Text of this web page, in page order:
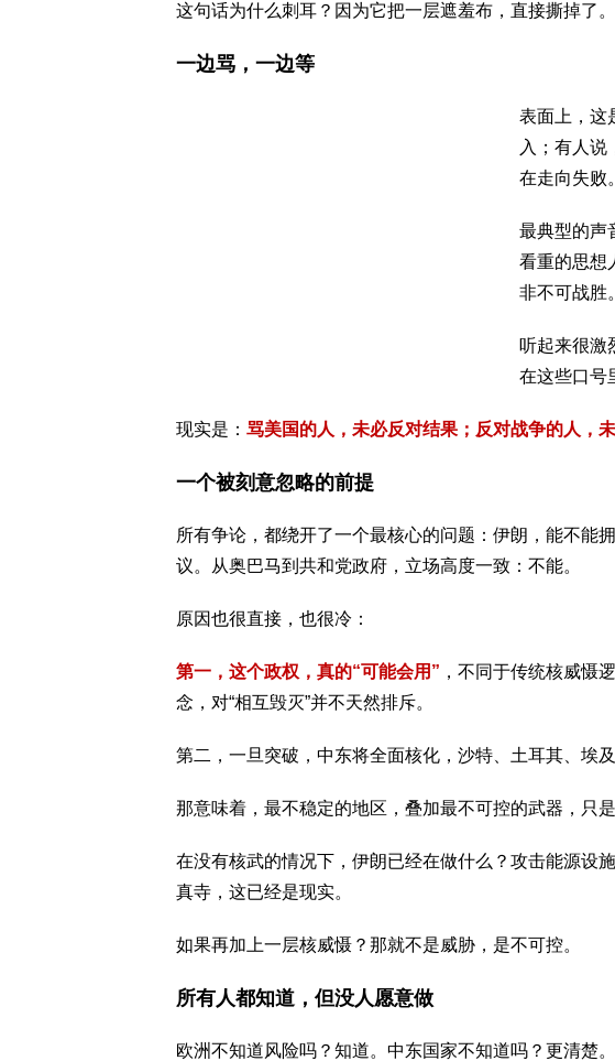
这句话为什么刺耳？因为它把一层遮羞布，直接撕掉了。
一边骂，一边等
表面上，这
入；有人说
在走向失败。
最典型的声
看重的思想
非不可战胜。
听起来很
在这些口号
现实是： 骂美国的人，未必反对结果； 反对战争的人，
一个被刻意忽略的前提
所有争论，都绕开了一个最核心的问题：伊朗，能不能
议。从奥巴马到共和党政府，立场高度一致：不能。
原因也很直接，也很冷：
第一，这个政权，真的“可能会用” ，不同于传统核威慑
念，对“相互毁灭”并不天然排斥。
第二，一旦突破，中东将全面核化，沙特、土耳其、埃
那意味着，最不稳定的地区，叠加最不可控的武器，只
在没有核武的情况下，伊朗已经在做什么？攻击能源设
真寺， 这已经是现实。
如果再加上一层核威慑？那就不是威胁，是不可控。
所有人都知道，但没人愿意做
欧洲不知道风险吗？知道。中东国家不知道吗？更清楚